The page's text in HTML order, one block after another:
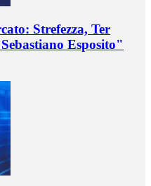
Strefezza, Ter
Esposito"